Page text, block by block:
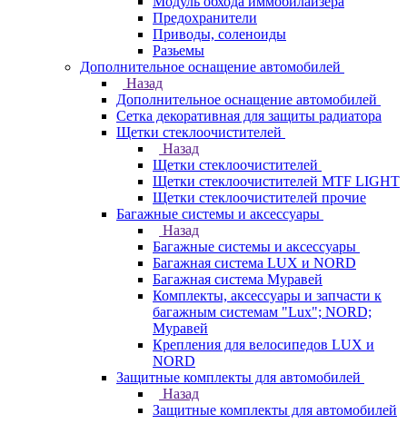
Предохранители
Приводы, соленоиды
Разьемы
Дополнительное оснащение автомобилей
Назад
Дополнительное оснащение автомобилей
Сетка декоративная для защиты радиатора
Щетки стеклоочистителей
Назад
Щетки стеклоочистителей
Щетки стеклоочистителей MTF LIGHT
Щетки стеклоочистителей прочие
Багажные системы и аксессуары
Назад
Багажные системы и аксессуары
Багажная система LUX и NORD
Багажная система Муравей
Комплекты, аксессуары и запчасти к
багажным системам "Lux"; NORD;
Муравей
Крепления для велосипедов LUX и
NORD
Защитные комплекты для автомобилей
Назад
Защитные комплекты для автомобилей